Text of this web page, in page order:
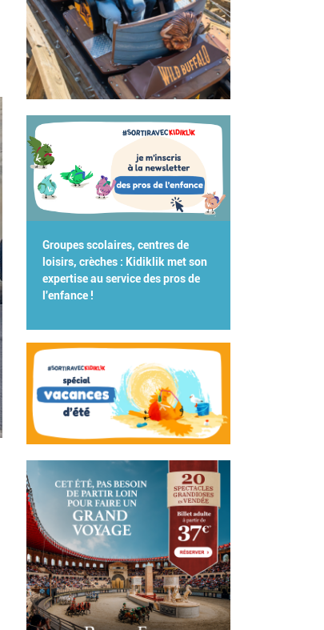
Groupes scolaires, centres de
loisirs, crèches : Kidiklik met son
expertise au service des pros de
l'enfance !